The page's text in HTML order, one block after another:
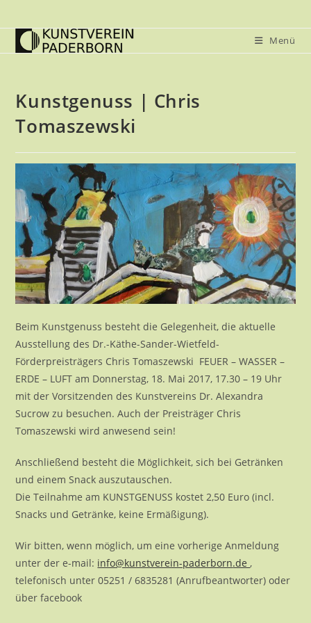
Inhalt
springen
Menü
Kunstgenuss | Chris
Tomaszewski
Beim Kunstgenuss besteht die Gelegenheit, die aktuelle
Ausstellung des Dr.-Käthe-Sander-Wietfeld-
Förderpreisträgers Chris Tomaszewski FEUER – WASSER –
ERDE – LUFT am Donnerstag, 18. Mai 2017, 17.30 – 19 Uhr
mit der Vorsitzenden des Kunstvereins Dr. Alexandra
Sucrow zu besuchen. Auch der Preisträger Chris
Tomaszewski wird anwesend sein!
Anschließend besteht die Möglichkeit, sich bei Getränken
und einem Snack auszutauschen.
Die Teilnahme am KUNSTGENUSS kostet 2,50 Euro (incl.
Snacks und Getränke, keine Ermäßigung).
Wir bitten, wenn möglich, um eine vorherige Anmeldung
unter der e-mail: info@kunstverein-paderborn.de ,
telefonisch unter 05251 / 6835281 (Anrufbeantworter) oder
über facebook